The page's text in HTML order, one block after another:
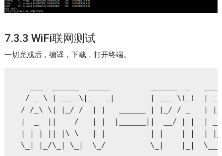
7.3.3 WiFi联网测试
一切完成后，编译，下载，打开终端。
/ _ \ | ___ \|_   _|        | ___ \(_)  |
/ /_\ \| |_/ /  | |   ______ | |_/ / _
|  _  ||    /   | |  |______||  __/ | |
| | | || |\ \   | |          | |    | |  |
\_| |_/\_| \_|  \_/          \_|    |_|